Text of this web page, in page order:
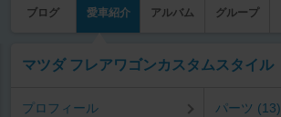
ブログ 愛車紹介 アルバム グループ
マツダ フレアワゴンカスタムスタイル
プロフィール パーツ (13)